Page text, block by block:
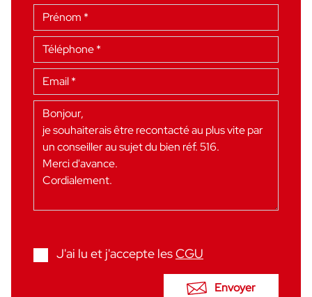
J'ai lu et j'accepte lesCGU
Envoyer